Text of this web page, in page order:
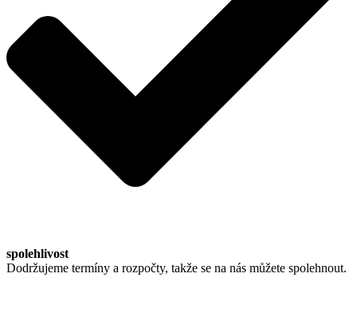
spolehlivost
Dodržujeme termíny a rozpočty, takže se na nás můžete spolehnout.